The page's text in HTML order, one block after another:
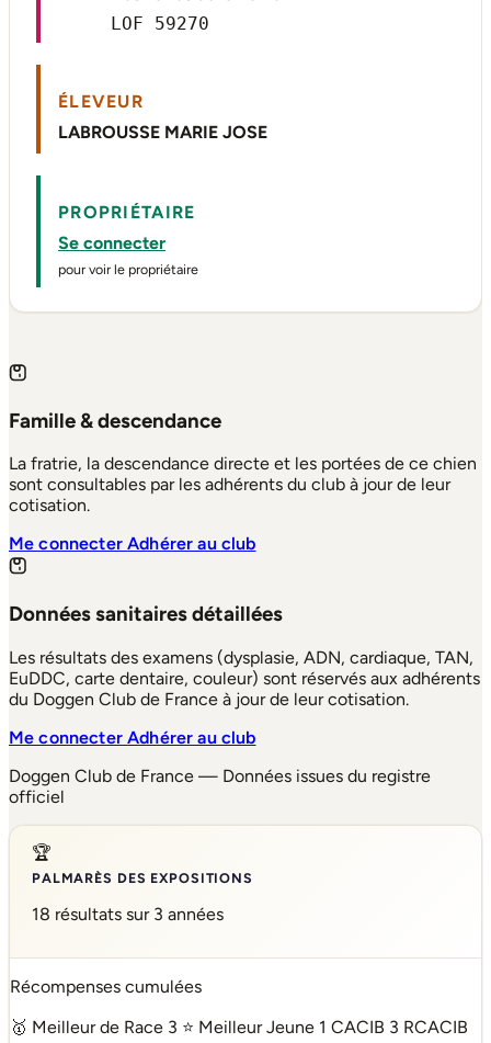
LOF 59270
ÉLEVEUR
LABROUSSE MARIE JOSE
PROPRIÉTAIRE
Se connecter
pour voir le propriétaire
Famille & descendance
La fratrie, la descendance directe et les portées de ce chien
sont consultables par les adhérents du club à jour de leur
cotisation.
Me connecterAdhérer au club
Données sanitaires détaillées
Les résultats des examens (dysplasie, ADN, cardiaque, TAN,
EuDDC, carte dentaire, couleur) sont réservés aux adhérents
du Doggen Club de France à jour de leur cotisation.
Me connecterAdhérer au club
Doggen Club de France — Données issues du registre
officiel
🏆
PALMARÈS DES EXPOSITIONS
18 résultats sur 3 années
Récompenses cumulées
🥇 Meilleur de Race 3 ⭐ Meilleur Jeune 1 CACIB 3 RCACIB